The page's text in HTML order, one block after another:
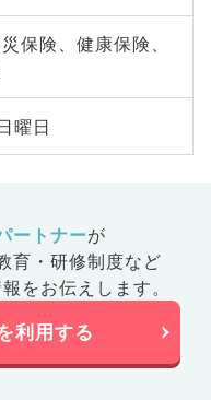
保険、健康保険、
曜日
ートナーが
育・研修制度など
をお伝えします。
利用する